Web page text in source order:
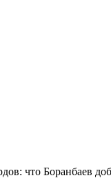
что Боранбаев